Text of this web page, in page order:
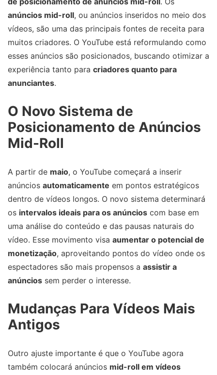
anúncios mid-roll, ou anúncios inseridos no meio dos
vídeos, são uma das principais fontes de receita para
muitos criadores. O YouTube está reformulando como
esses anúncios são posicionados, buscando otimizar a
experiência tanto para criadores quanto para
anunciantes.
O Novo Sistema de
Posicionamento de Anúncios
Mid-Roll
A partir de maio, o YouTube começará a inserir
anúncios automaticamente em pontos estratégicos
dentro de vídeos longos. O novo sistema determinará
os intervalos ideais para os anúncios com base em
uma análise do conteúdo e das pausas naturais do
vídeo. Esse movimento visa aumentar o potencial de
monetização, aproveitando pontos do vídeo onde os
espectadores são mais propensos a assistir a
anúncios sem perder o interesse.
Mudanças Para Vídeos Mais
Antigos
Outro ajuste importante é que o YouTube agora
também colocará anúncios mid-roll em vídeos